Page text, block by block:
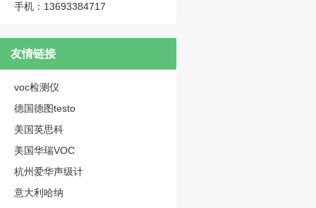
手机：13693384717
友情链接
voc检测仪
德国德图testo
美国英思科
美国华瑞VOC
杭州爱华声级计
意大利哈纳